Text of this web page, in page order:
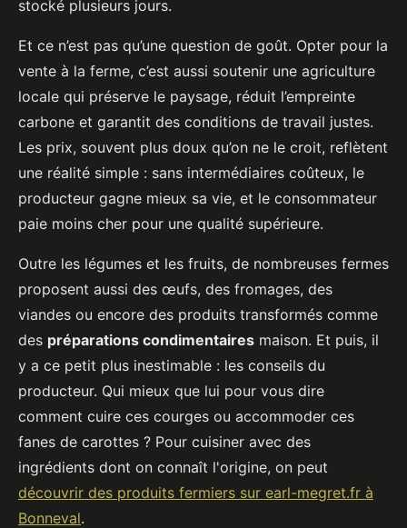
stocké plusieurs jours.
Et ce n’est pas qu’une question de goût. Opter pour la
vente à la ferme, c’est aussi soutenir une agriculture
locale qui préserve le paysage, réduit l’empreinte
carbone et garantit des conditions de travail justes.
Les prix, souvent plus doux qu’on ne le croit, reflètent
une réalité simple : sans intermédiaires coûteux, le
producteur gagne mieux sa vie, et le consommateur
paie moins cher pour une qualité supérieure.
Outre les légumes et les fruits, de nombreuses fermes
proposent aussi des œufs, des fromages, des
viandes ou encore des produits transformés comme
des préparations condimentaires maison. Et puis, il
y a ce petit plus inestimable : les conseils du
producteur. Qui mieux que lui pour vous dire
comment cuire ces courges ou accommoder ces
fanes de carottes ? Pour cuisiner avec des
ingrédients dont on connaît l'origine, on peut
découvrir des produits fermiers sur earl-megret.fr à
Bonneval.